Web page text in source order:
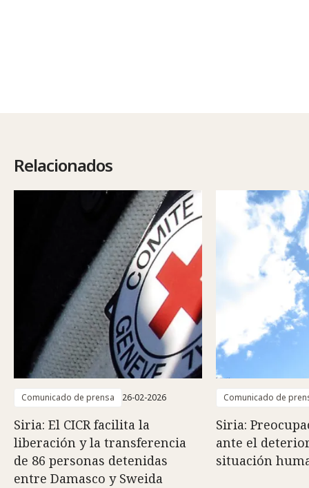
Relacionados
Comunicado de prensa 26-02-2026
Siria: El CICR facilita la
liberación y la transferencia
de 86 personas detenidas
entre Damasco y Sweida
Comunicado de
Siria:
ante el
situación